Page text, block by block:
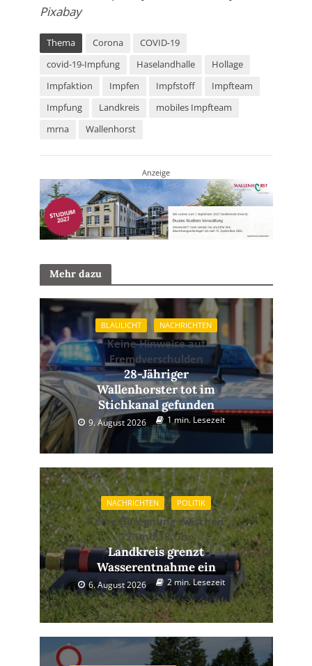
Pixabay
Thema Corona
COVID-19
covid-19-Impfung
Haselandhalle
Hollage
Impfaktion
Impfen Impfstoff
Impfteam
Impfung
Landkreis
mobiles Impfteam
mrna
Wallenhorst
Anzeige
Mehr dazu
BLAULICHT NACHRICHTEN
Keine Hinweise auf
Fremdverschulden
28-Jähriger
Wallenhorster tot im
Stichkanal gefunden
9. August 2026 1 min. Lesezeit
NACHRICHTEN POLITIK
Keine Beregnung zwischen
12 und 18 Uhr
Landkreis grenzt
Wasserentnahme ein
6. August 2026 2 min. Lesezeit